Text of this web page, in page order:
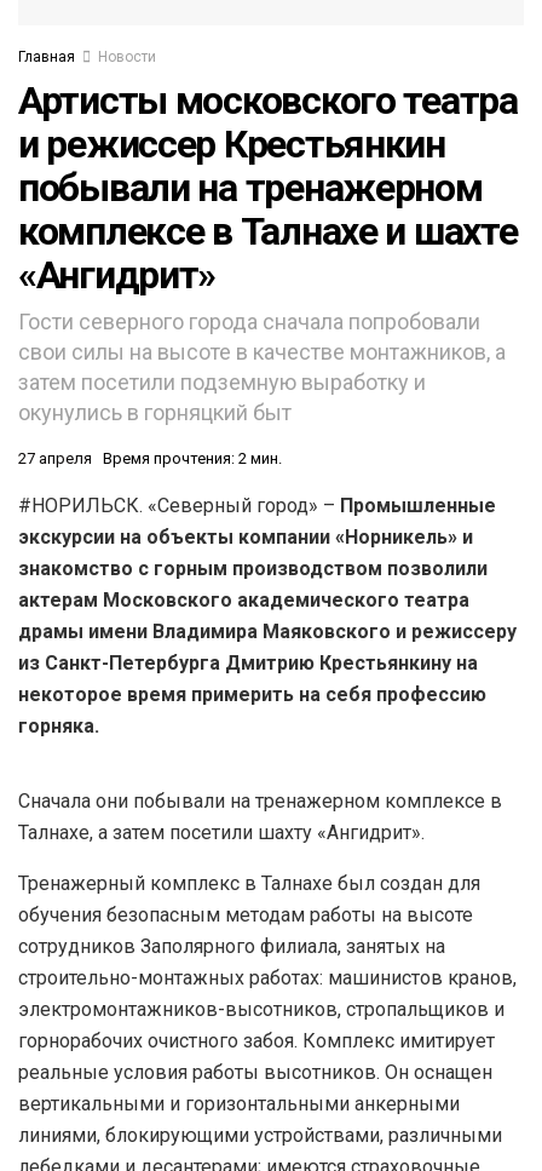
Главная Новости
Артисты московского театра
и режиссер Крестьянкин
побывали на тренажерном
комплексе в Талнахе и шахте
«Ангидрит»
Гости северного города сначала попробовали
свои силы на высоте в качестве монтажников, а
затем посетили подземную выработку и
окунулись в горняцкий быт
27 апреля Время прочтения: 2 мин.
#НОРИЛЬСК. «Северный город» – Промышленные
экскурсии на объекты компании «Норникель» и
знакомство с горным производством позволили
актерам Московского академического театра
драмы имени Владимира Маяковского и режиссеру
из Санкт-Петербурга Дмитрию Крестьянкину на
некоторое время примерить на себя профессию
горняка.
Сначала они побывали на тренажерном комплексе в
Талнахе, а затем посетили шахту «Ангидрит».
Тренажерный комплекс в Талнахе был создан для
обучения безопасным методам работы на высоте
сотрудников Заполярного филиала, занятых на
строительно-монтажных работах: машинистов кранов,
электромонтажников-высотников, стропальщиков и
горнорабочих очистного забоя. Комплекс имитирует
реальные условия работы высотников. Он оснащен
вертикальными и горизонтальными анкерными
линиями, блокирующими устройствами, различными